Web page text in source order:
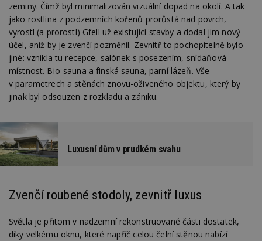
zeminy. Čímž byl minimalizován vizuální dopad na okolí. A tak
jako rostlina z podzemních kořenů prorůstá nad povrch,
vyrostl (a prorostl) Gfell už existující stavby a dodal jim nový
účel, aniž by je zvenčí pozměnil. Zevnitř to pochopitelně bylo
jiné: vznikla tu recepce, salónek s posezením, snídaňová
místnost. Bio-sauna a finská sauna, parní lázeň. Vše
v parametrech a stěnách znovu-oživeného objektu, který by
jinak byl odsouzen z rozkladu a zániku.
Luxusní dům v prudkém svahu
Zvenčí roubené stodoly, zevnitř luxus
Světla je přitom v nadzemní rekonstruované části dostatek,
díky velkému oknu, které napříč celou čelní stěnou nabízí